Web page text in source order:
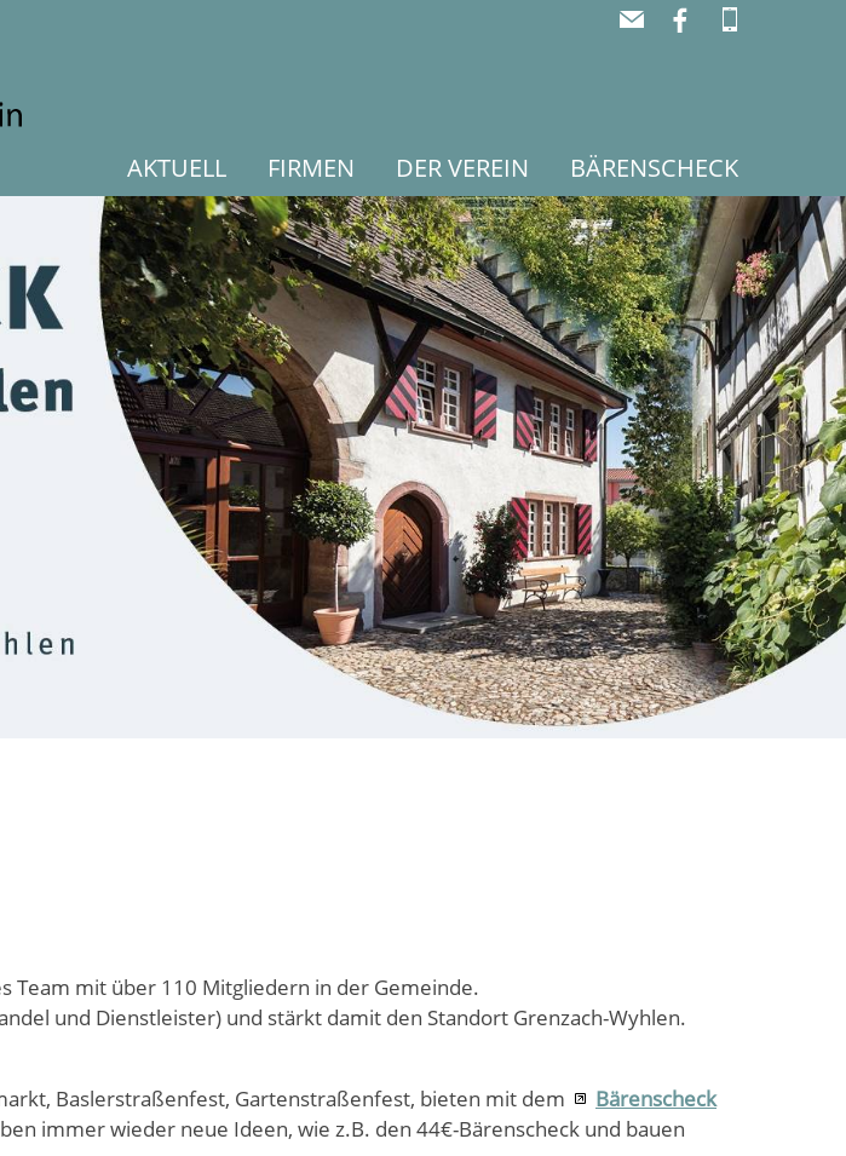
AKTUELL FIRMEN DER VEREIN BÄRENSCHECK
Team mit über 110 Mitgliedern in der Gemeinde.
und Dienstleister) und stärkt damit den Standort Grenzach-Wyhlen.
Baslerstraßenfest, Gartenstraßenfest, bieten mit dem
Bärenscheck
immer wieder neue Ideen, wie z.B. den 44€-Bärenscheck und bauen